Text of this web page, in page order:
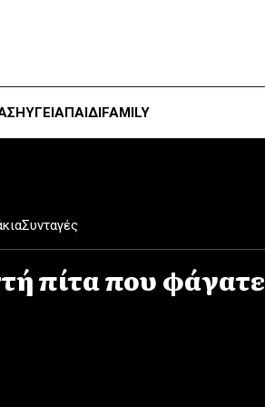
ΥΓΕΊΑΠΑΙΔΙFAMILY
Συνταγές
πίτα που φάγατε